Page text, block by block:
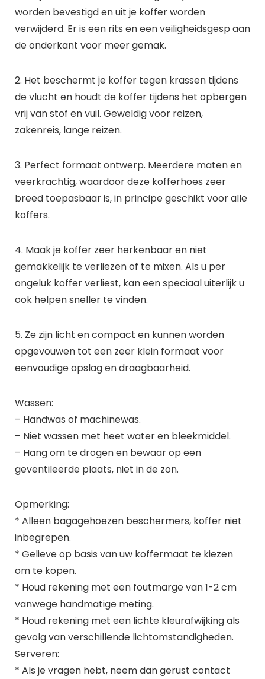
worden bevestigd en uit je koffer worden
verwijderd. Er is een rits en een veiligheidsgesp aan
de onderkant voor meer gemak.
2. Het beschermt je koffer tegen krassen tijdens
de vlucht en houdt de koffer tijdens het opbergen
vrij van stof en vuil. Geweldig voor reizen,
zakenreis, lange reizen.
3. Perfect formaat ontwerp. Meerdere maten en
veerkrachtig, waardoor deze kofferhoes zeer
breed toepasbaar is, in principe geschikt voor alle
koffers.
4. Maak je koffer zeer herkenbaar en niet
gemakkelijk te verliezen of te mixen. Als u per
ongeluk koffer verliest, kan een speciaal uiterlijk u
ook helpen sneller te vinden.
5. Ze zijn licht en compact en kunnen worden
opgevouwen tot een zeer klein formaat voor
eenvoudige opslag en draagbaarheid.
Wassen:
– Handwas of machinewas.
– Niet wassen met heet water en bleekmiddel.
– Hang om te drogen en bewaar op een
geventileerde plaats, niet in de zon.
Opmerking:
* Alleen bagagehoezen beschermers, koffer niet
inbegrepen.
* Gelieve op basis van uw koffermaat te kiezen
om te kopen.
* Houd rekening met een foutmarge van 1-2 cm
vanwege handmatige meting.
* Houd rekening met een lichte kleurafwijking als
gevolg van verschillende lichtomstandigheden.
Serveren:
* Als je vragen hebt, neem dan gerust contact